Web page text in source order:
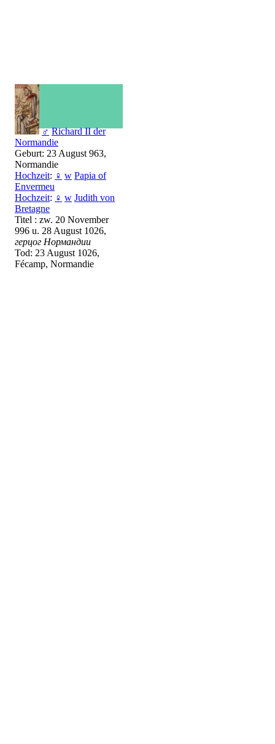
♂ Richard II der
Normandie
Geburt: 23 August 963,
Normandie
Hochzeit: ♀ w Papia of
Envermeu
Hochzeit: ♀ w Judith von
Bretagne
Titel : zw. 20 November
996 u. 28 August 1026,
герцог Нормандии
Tod: 23 August 1026,
Fécamp, Normandie